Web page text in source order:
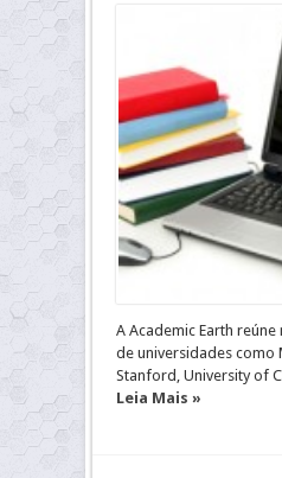
A Academic Earth
de universidades como
Stanford, University of
Leia Mais »